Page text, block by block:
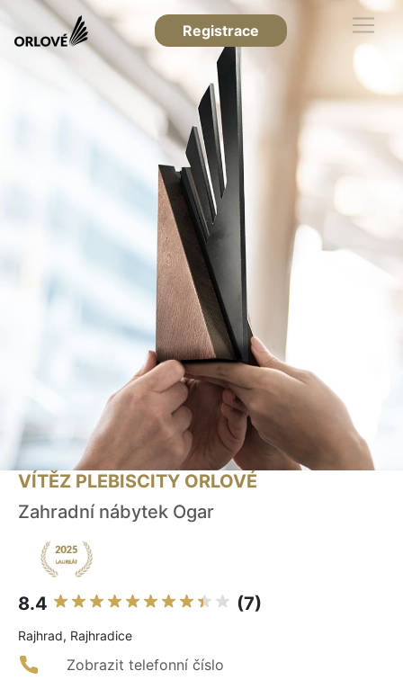
Registrace
VÍTĚZ PLEBISCITY ORLOVÉ
Zahradní nábytek Ogar
8.4 (7)
Rajhrad, Rajhradice
Zobrazit telefonní číslo